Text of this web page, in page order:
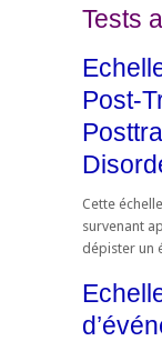
Tests
Post-
Cette
survenant
dépister un